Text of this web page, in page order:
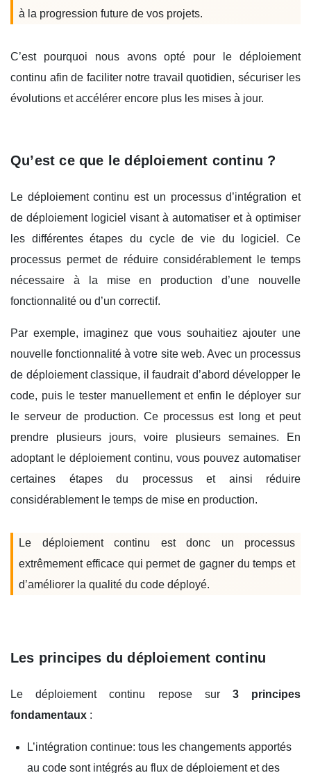
à la progression future de vos projets.
C’est pourquoi nous avons opté pour le déploiement
continu afin de faciliter notre travail quotidien, sécuriser les
évolutions et accélérer encore plus les mises à jour.
Qu’est ce que le déploiement continu ?
Le déploiement continu est un processus d’intégration et
de déploiement logiciel visant à automatiser et à optimiser
les différentes étapes du cycle de vie du logiciel. Ce
processus permet de réduire considérablement le temps
nécessaire à la mise en production d’une nouvelle
fonctionnalité ou d’un correctif.
Par exemple, imaginez que vous souhaitiez ajouter une
nouvelle fonctionnalité à votre site web. Avec un processus
de déploiement classique, il faudrait d’abord développer le
code, puis le tester manuellement et enfin le déployer sur
le serveur de production. Ce processus est long et peut
prendre plusieurs jours, voire plusieurs semaines. En
adoptant le déploiement continu, vous pouvez automatiser
certaines étapes du processus et ainsi réduire
considérablement le temps de mise en production.
Le déploiement continu est donc un processus
extrêmement efficace qui permet de gagner du temps et
d’améliorer la qualité du code déployé.
Les principes du déploiement continu
Le déploiement continu repose sur 3 principes
fondamentaux :
L’intégration continue: tous les changements apportés
au code sont intégrés au flux de déploiement et des